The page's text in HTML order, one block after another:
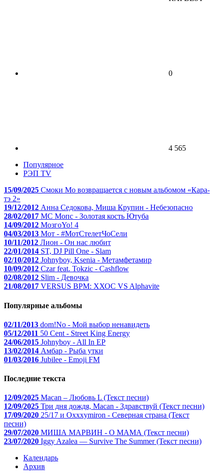
0
4 565
Популярное
РЭП TV
15/09/2025 Смоки Мо возвращается с новым альбомом «Кара-
тэ 2»
19/12/2012 Анна Седокова, Миша Крупин - Небезопасно
28/02/2017 МС Мопс - Золотая кость Ютуба
14/09/2012 МозгоYo! 4
04/03/2013 Мот - #МотСтелетЧоСели
10/11/2012 Лион - Он нас любит
22/01/2014 ST, DJ Pill One - Slam
02/10/2012 Johnyboy, Ksenia - Метамфетамир
10/09/2012 Czar feat. Tokzic - Cashflow
02/08/2012 Slim - Девочка
21/08/2017 VERSUS BPM: ХХОС VS Alphavite
Популярные альбомы
02/11/2013 dom!No - Мой выбор ненавидеть
05/12/2011 50 Cent - Street King Energy
24/06/2015 Johnyboy - All In EP
13/02/2014 Амбар - Рыба утки
01/03/2016 Jubilee - Emoji FM
Последние текста
12/09/2025 Macan – Любовь L (Текст песни)
12/09/2025 Три дня дождя, Macan - Здравствуй (Текст песни)
17/09/2020 25/17 и Oxxxymiron - Северная страна (Текст
песни)
29/07/2020 МИША МАРВИН - О МАМА (Текст песни)
23/07/2020 Iggy Azalea — Survive The Summer (Текст песни)
Календарь
Архив